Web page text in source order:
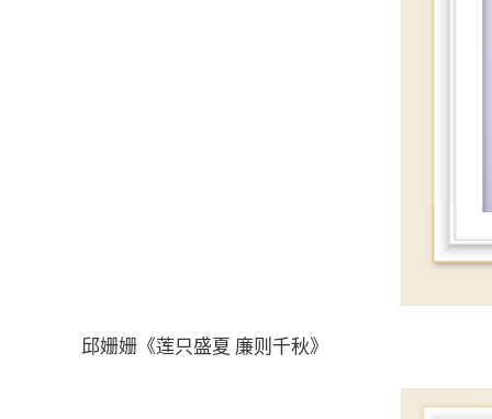
邱姗姗《莲只盛夏 廉则千秋》